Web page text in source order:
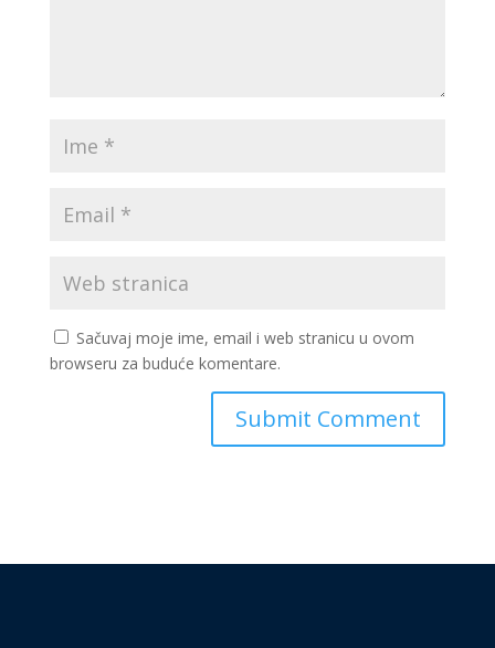
Sačuvaj moje ime, email i web stranicu u ovom
browseru za buduće komentare.